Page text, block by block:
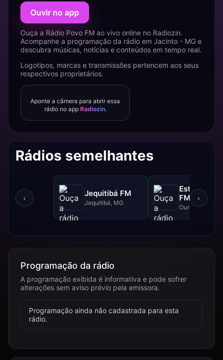
Ouvir no app
Ouça a Rádio Povo FM ao vivo online no Radiozin.
Acompanhe a programação da rádio em Jacinto - MG e
descubra músicas, notícias e conteúdos em tempo real.
Logotipos, marcas e transmissões pertencem aos seus
respectivos proprietários.
Aponte a câmera para abrir essa
rádio no app Radiozin.
Rádios semelhantes
‹
Jequitibá FM
Jequitibá, MG
Estrada
FM - 102.5
Ouro Branco,
›
Programação da rádio
A programação exibida é informativa e pode sofrer
alterações sem aviso prévio pela emissora.
Programação ainda não cadastrada para esta
rádio.